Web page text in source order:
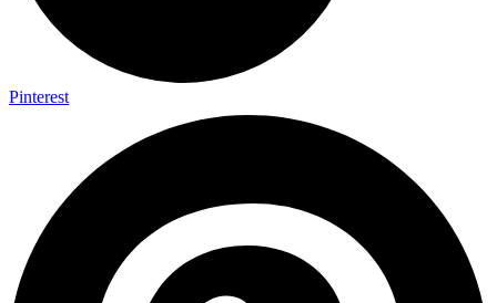
Pinterest